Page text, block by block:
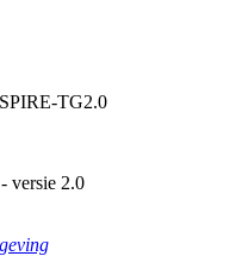
TG2.0
versie 2.0